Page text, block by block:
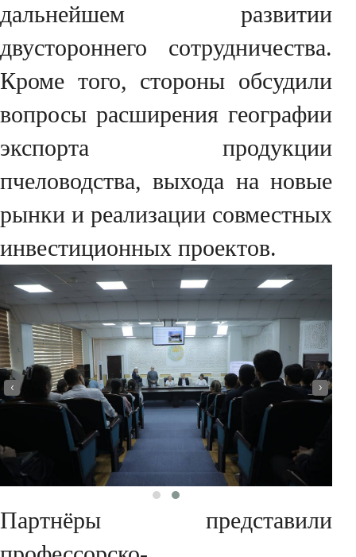
дальнейшем развитии
двустороннего сотрудничества.
Кроме того, стороны обсудили
вопросы расширения географии
экспорта продукции
пчеловодства, выхода на новые
рынки и реализации совместных
инвестиционных проектов.
‹ ›
Партнёры представили